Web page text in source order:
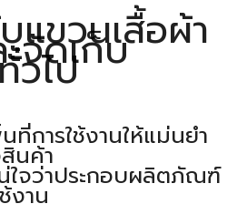
แขวนเสื้อผ้า
จัดเก็บ
วไป
การใช้งานให้แม่นยำ
นค้า
ใจว่าประกอบผลิตภัณฑ์
งาน